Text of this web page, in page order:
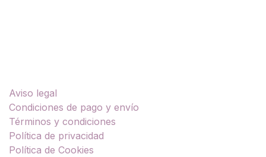
Aviso legal
Condiciones de pago y envío
Términos y condiciones
Política de privacidad
Política de Cookies